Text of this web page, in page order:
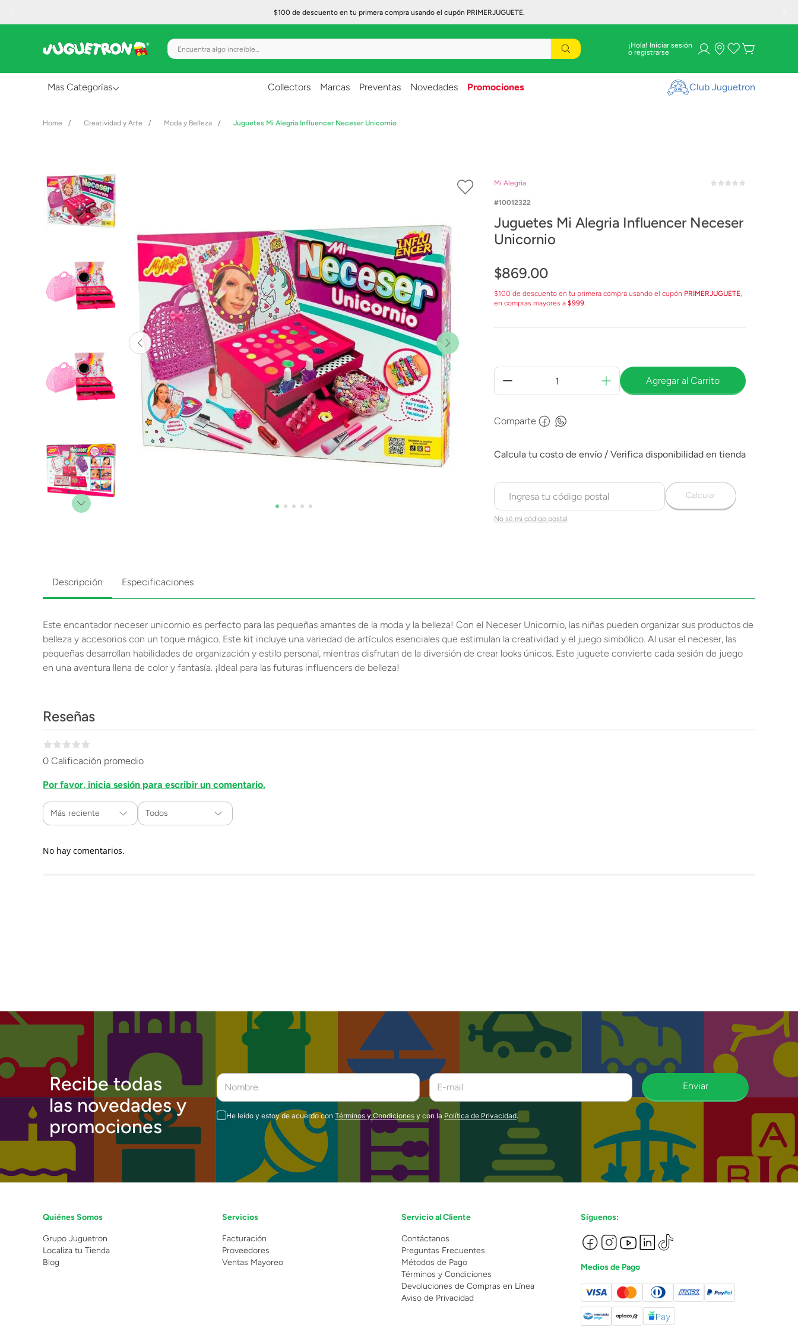
$100 de descuento en tu primera compra usando el cupón PRIMERJUGUETE.
Encuentra algo increíble... ¡Hola! Iniciar sesión
Mas Categorías
Creatividad y Arte
Figuras de Acción
Gadgets y Electrónicos
Lanzadores
Muñecas
Vehículos y Pistas
Collectors Marcas Preventas Novedades Promociones Club Juguetron
Creatividad y Arte Moda y Belleza Juguetes Mi Alegria Influencer Neceser Unicornio
Mi Alegria
10012322
Juguetes Mi Alegria Influencer Neceser
Unicornio
$869.00
$100 de descuento en tu primera compra usando el cupón PRIMERJUGUETE,
en compras mayores a $999.
Agregar al Carrito
Comparte
No sé mi código postal
Calcular
Descripción Especificaciones
Este encantador neceser unicornio es perfecto para las pequeñas amantes de la moda y la belleza! Con el Neceser Unicornio, las niñas pueden organizar sus productos de
belleza y accesorios con un toque mágico. Este kit incluye una variedad de artículos esenciales que estimulan la creatividad y el juego simbólico. Al usar el neceser, las
pequeñas desarrollan habilidades de organización y estilo personal, mientras disfrutan de la diversión de crear looks únicos. Este juguete convierte cada sesión de juego
en una aventura llena de color y fantasía. ¡Ideal para las futuras influencers de belleza!
Reseñas
0 Calificación promedio
Por favor, inicia sesión para escribir un comentario.
Más reciente Todos
No hay comentarios.
Recibe todas
las novedades y
promociones
Enviar
He leído y estoy de acuerdo con Términos y Condiciones y con la Política de Privacidad.
Quiénes Somos
Grupo Juguetron
Localiza tu Tienda
Blog
Servicios
Facturación
Proveedores
Ventas Mayoreo
Servicio al Cliente
Contáctanos
Preguntas Frecuentes
Métodos de Pago
Términos y Condiciones
Devoluciones de Compras en Línea
Aviso de Privacidad
Síguenos:
Medios de Pago